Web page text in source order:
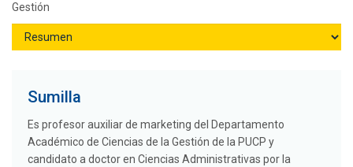
Gestión
Sumilla
Es profesor auxiliar de marketing del Departamento
Académico de Ciencias de la Gestión de la PUCP y
candidato a doctor en Ciencias Administrativas por la